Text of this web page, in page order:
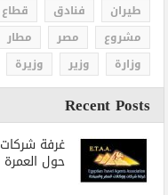
طيران
فنادق قطاع
مشروع
مصر مطار
وزارة
وزير وزيرة
Recent Posts
غرفة
حول العمرة